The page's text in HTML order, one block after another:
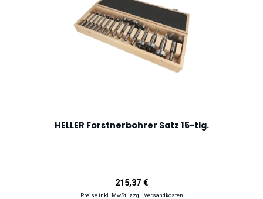
HELLER Forstnerbohrer Satz 15-tlg.
Regulärer Preis:
215,37 €
Preise inkl. MwSt. zzgl. Versandkosten